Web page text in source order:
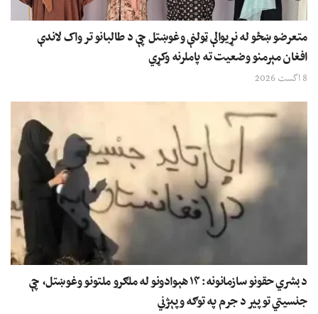
متعرضو ښځو له نړیوالې ټولنې وغوښتل چې د طالبانو تر واک لاندې
افغان مېرمنو وضعیت ته پاملرنه وکړي
8 اگست 2026
د بشري حقونو سازمانونه: ۱۴ هېوادونو له ملګرو ملتونو وغوښتل، چې
جنسیتي توپير د جرم په توګه وپېژني